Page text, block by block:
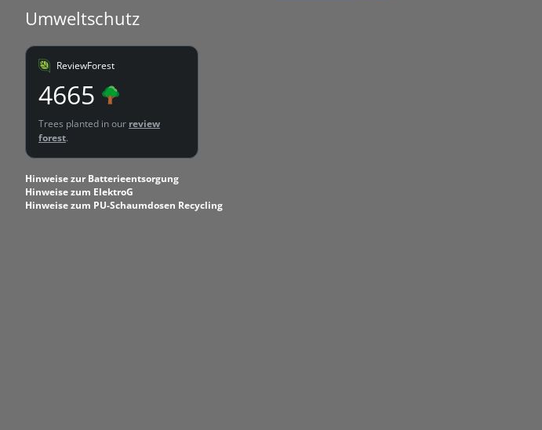
Umweltschutz
ReviewForest
4665
Trees planted in our review
forest.
Hinweise zur Batterieentsorgung
Hinweise zum ElektroG
Hinweise zum PU-Schaumdosen Recycling